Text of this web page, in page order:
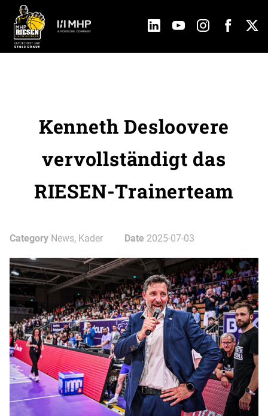
Kenneth Desloovere
vervollständigt das
RIESEN-Trainerteam
Category News, Kader Date 2025-07-03